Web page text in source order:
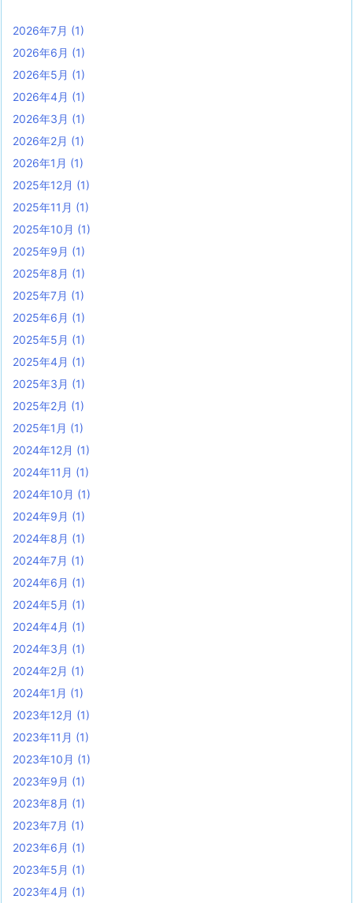
2026年7月 (1)
2026年6月 (1)
2026年5月 (1)
2026年4月 (1)
2026年3月 (1)
2026年2月 (1)
2026年1月 (1)
2025年12月 (1)
2025年11月 (1)
2025年10月 (1)
2025年9月 (1)
2025年8月 (1)
2025年7月 (1)
2025年6月 (1)
2025年5月 (1)
2025年4月 (1)
2025年3月 (1)
2025年2月 (1)
2025年1月 (1)
2024年12月 (1)
2024年11月 (1)
2024年10月 (1)
2024年9月 (1)
2024年8月 (1)
2024年7月 (1)
2024年6月 (1)
2024年5月 (1)
2024年4月 (1)
2024年3月 (1)
2024年2月 (1)
2024年1月 (1)
2023年12月 (1)
2023年11月 (1)
2023年10月 (1)
2023年9月 (1)
2023年8月 (1)
2023年7月 (1)
2023年6月 (1)
2023年5月 (1)
2023年4月 (1)